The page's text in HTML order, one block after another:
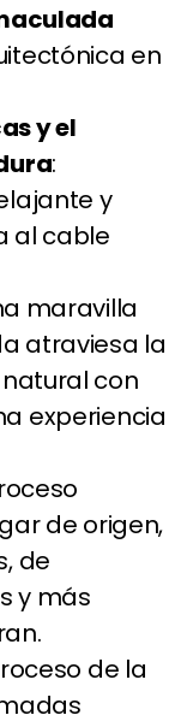
en
y el
:
y
al cable
maravilla
atraviesa la
con
experiencia
de origen,
de
y más
de la